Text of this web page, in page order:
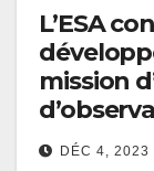
L’ESA
mission
DÉC 4, 2023